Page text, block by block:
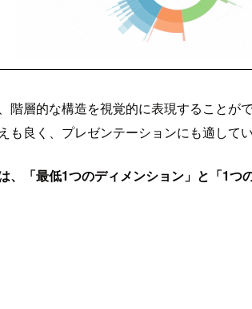
階層的な構造を視覚的に表現すること
も良く、プレゼンテーションにも適してい
、「最低1つのディメンション」と「1つ